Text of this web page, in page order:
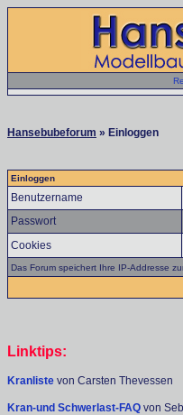
Hansebubeforum » Einloggen
Einloggen
Benutzername
Passwort
Cookies
Das Forum speichert Ihre IP-Addresse
Linktips:
Kranliste von Carsten Thevessen
Kran-und Schwerlast-FAQ von